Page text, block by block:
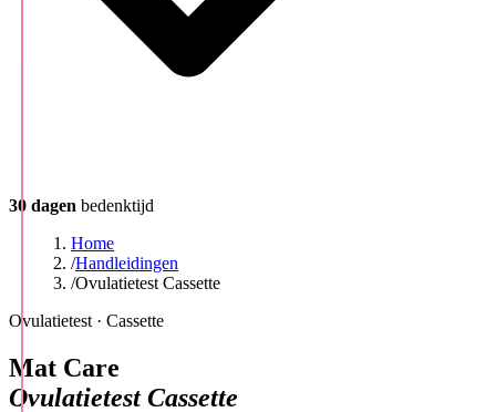
30 dagen bedenktijd
Home
/Handleidingen
/Ovulatietest Cassette
Ovulatietest · Cassette
Mat Care
Ovulatietest Cassette